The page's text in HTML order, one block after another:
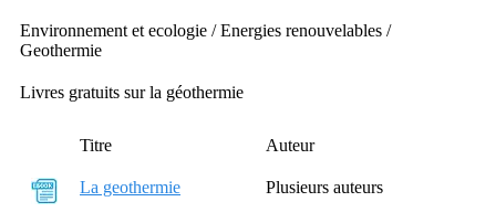
Environnement et ecologie / Energies renouvelables /
Geothermie
Livres gratuits sur la géothermie
Titre Auteur
La geothermie Plusieurs auteurs